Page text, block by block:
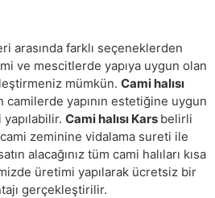
arasında farklı seçeneklerden
ve mescitlerde yapıya uygun olan
mümkün. Cami halısı
camilerde yapının estetiğine uygun
Cami halısı Kars belirli
zeminine vidalama sureti ile
alacağınız tüm cami halıları kısa
üretimi yapılarak ücretsiz bir
gerçekleştirilir.